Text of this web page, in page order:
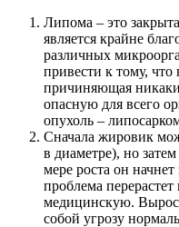
Липома – это
является крайне
различных
привести к тому, что
причиняющая
опасную для всего
опухоль –
Сначала жировик
в диаметре), но
мере роста он
проблема перерастет
медицинскую.
собой угрозу